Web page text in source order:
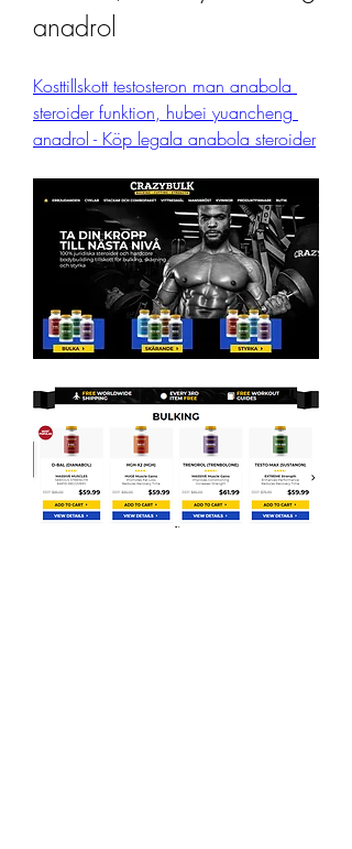
anadrol
Kosttillskott testosteron man anabola
steroider funktion, hubei yuancheng
anadrol - Köp legala anabola steroider